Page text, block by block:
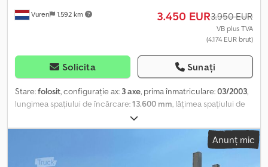
Vuren 1.592 km 3.450 EUR3.950 EUR
VB plus TVA
(4.174 EUR brut)
Solicita Sunați
Stare:folosit, configurație ax: 3 axe, prima înmatriculare:03/2003,
lungimea spațiului de încărcare:13.600 mm, lățimea spațiului de
, lungime totală:
2.550 mm, înălțime totală:2.800 mm, suspensie:aer, dimensiunea
, culoare:altul , An
, Număr de axe: 3, sarcină utilă:
Anunț mic